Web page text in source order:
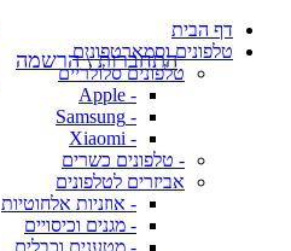
דף הבית
טלפונים וסמארטפונים
טלפונים סלולריים
- Apple
- Samsung
- Xiaomi
- טלפונים כשרים
אביזרים לטלפונים
- אוזניות אלחוטיות
- מגנים וכיסויים
- מטענים וכבלים
התחברות \ הרשמה